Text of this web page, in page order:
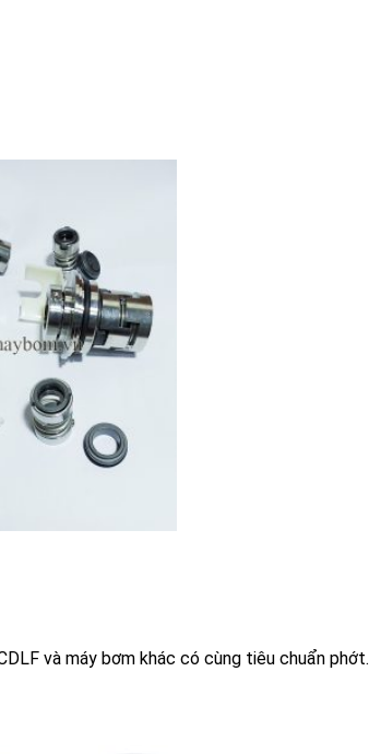
và máy bơm khác có cùng tiêu chuẩn phớt.